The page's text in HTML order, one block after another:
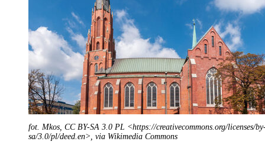
fot. Mkos, CC BY-SA 3.0 PL <https://creativecommons.org/licenses/
sa/3.0/pl/deed.en>, via Wikimedia Commons